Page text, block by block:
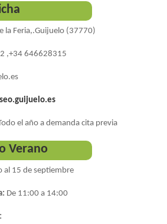
la Feria,.Guijuelo (37770)
,+34 646628315
el año a demanda cita previa
Verano
al 15 de septiembre
De 11:00 a 14:00